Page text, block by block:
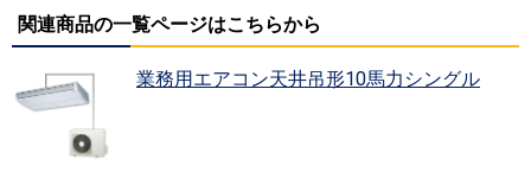
関連商品の一覧ページはこちらから
業務用エアコン天井吊形10馬力シングル